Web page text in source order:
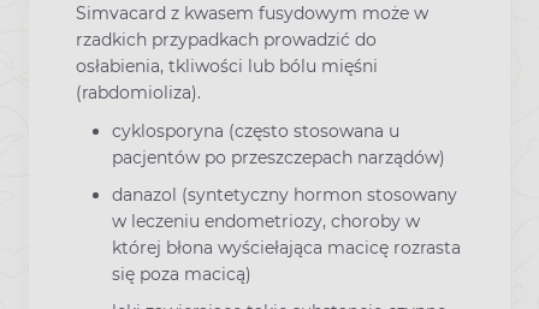
Simvacard z kwasem fusydowym może w
rzadkich przypadkach prowadzić do
osłabienia, tkliwości lub bólu mięśni
(rabdomioliza).
cyklosporyna (często stosowana u
pacjentów po przeszczepach narządów)
danazol (syntetyczny hormon stosowany
w leczeniu endometriozy, choroby w
której błona wyściełająca macicę rozrasta
się poza macicą)